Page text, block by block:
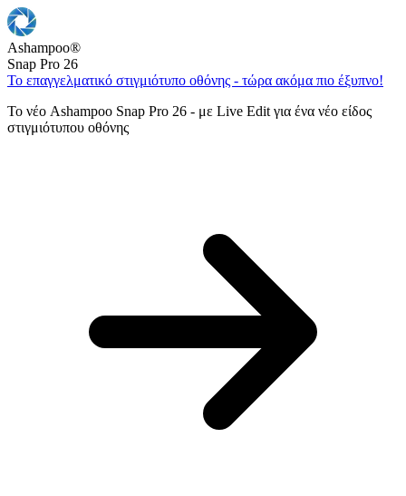
Ashampoo®
Snap Pro 26
Το επαγγελματικό στιγμιότυπο οθόνης - τώρα ακόμα πιο έξυπνο!
Το νέο Ashampoo Snap Pro 26 - με Live Edit για ένα νέο είδος
στιγμιότυπου οθόνης